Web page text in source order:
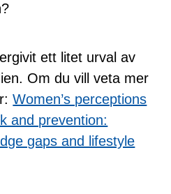
ett litet urval av
Om du vill veta mer
Women’s perceptions
and prevention:
gaps and lifestyle